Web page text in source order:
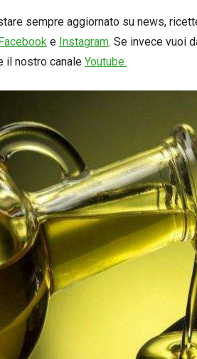
sempre aggiornato su news,
e Instagram. Se invece vuoi
il nostro canale Youtube.